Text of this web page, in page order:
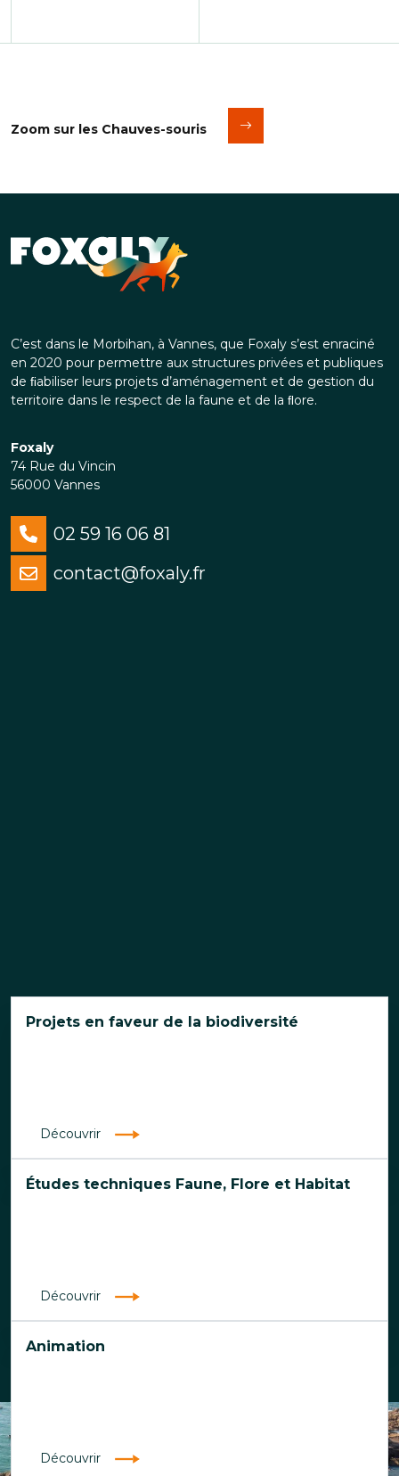
Zoom sur les Chauves-souris
C’est dans le Morbihan, à Vannes, que Foxaly s’est enraciné
en 2020 pour permettre aux structures privées et publiques
de ﬁabiliser leurs projets d’aménagement et de gestion du
territoire dans le respect de la faune et de la ﬂore.
Foxaly
74 Rue du Vincin
56000 Vannes
02 59 16 06 81
contact@foxaly.fr
Projets en faveur de la biodiversité
Découvrir
Études techniques Faune, Flore et Habitat
Découvrir
Animation
Découvrir